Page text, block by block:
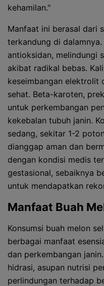
kehamilan."
Manfaat ini berasal dari
terkandung di
antioksidan, melindungi
akibat radikal bebas.
keseimbangan elektrolit
sehat. Beta-karoten,
untuk perkembangan
kekebalan tubuh janin.
sedang, sekitar 1-2
dianggap aman dan
dengan kondisi medis
gestasional, sebaiknya
untuk mendapatkan
Manfaat Buah
Konsumsi buah melon
berbagai manfaat
dan perkembangan
hidrasi, asupan nutrisi
perlindungan terhadap